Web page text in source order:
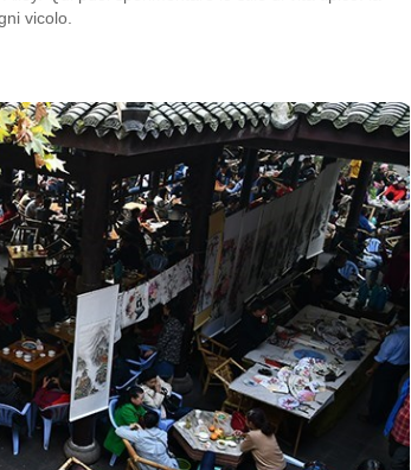
vicolo.